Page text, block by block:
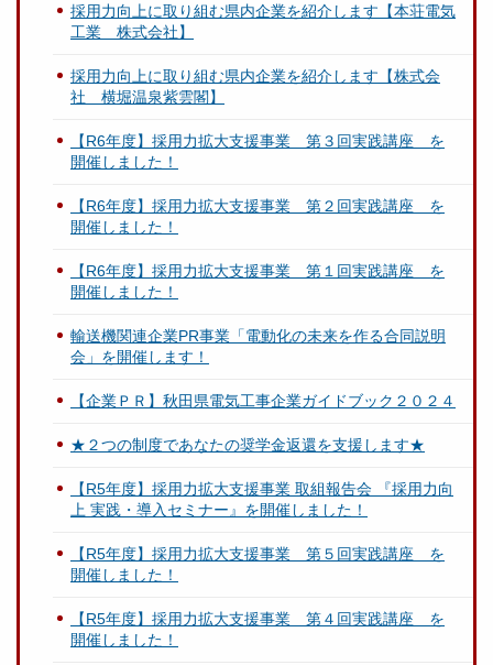
採用力向上に取り組む県内企業を紹介します【本荘電気
工業 株式会社】
採用力向上に取り組む県内企業を紹介します【株式会
社 横堀温泉紫雲閣】
【R6年度】採用力拡大支援事業 第３回実践講座 を
開催しました！
【R6年度】採用力拡大支援事業 第２回実践講座 を
開催しました！
【R6年度】採用力拡大支援事業 第１回実践講座 を
開催しました！
輸送機関連企業PR事業「電動化の未来を作る合同説明
会」を開催します！
【企業ＰＲ】秋田県電気工事企業ガイドブック２０２４
★２つの制度であなたの奨学金返還を支援します★
【R5年度】採用力拡大支援事業 取組報告会 『採用力向
上 実践・導入セミナー』を開催しました！
【R5年度】採用力拡大支援事業 第５回実践講座 を
開催しました！
【R5年度】採用力拡大支援事業 第４回実践講座 を
開催しました！